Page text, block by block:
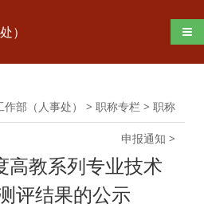
） 导
部（人事处） > 职称专栏 > 职称
申报通知 >
高教系列专业技术
评结果的公示